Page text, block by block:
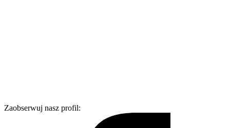
Zaobserwuj nasz profil: